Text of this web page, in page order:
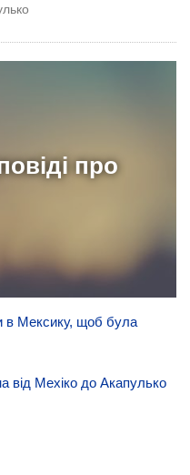
про
в Мексику, щоб була
від Мехіко до Акапулько